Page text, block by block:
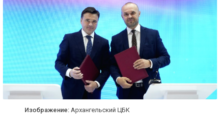
Изображение: Архангельский ЦБК